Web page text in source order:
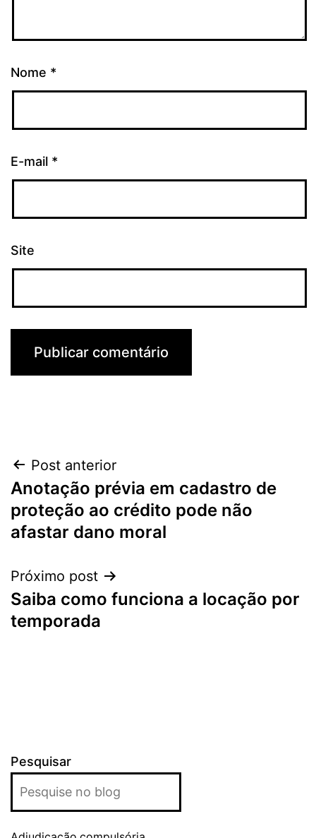
Nome *
E-mail *
Site
Navegação
de
Post
Post anterior
Anotação prévia em cadastro de
proteção ao crédito pode não
afastar dano moral
Próximo post
Saiba como funciona a locação por
temporada
Pesquisar